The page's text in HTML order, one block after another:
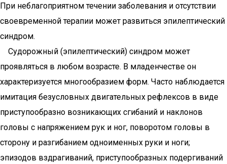
При неблагоприятном течении заболевания и отсутствии
своевременной терапии может развиться эпилептический
синдром.
Судорожный (эпилептический) синдром может
проявляться в любом возрасте. В младенчестве он
характеризуется многообразием форм. Часто наблюдается
имитация безусловных двигательных рефлексов в виде
приступообразно возникающих сгибаний и наклонов
головы с напряжением рук и ног, поворотом головы в
сторону и разгибанием одноименных руки и ноги;
эпизодов вздрагиваний, приступообразных подергиваний